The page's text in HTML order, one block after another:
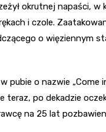
okrutnej napaści,
i czole.
o więziennym
pubie o nazwie „Come
teraz, po dekadzie
na 25 lat